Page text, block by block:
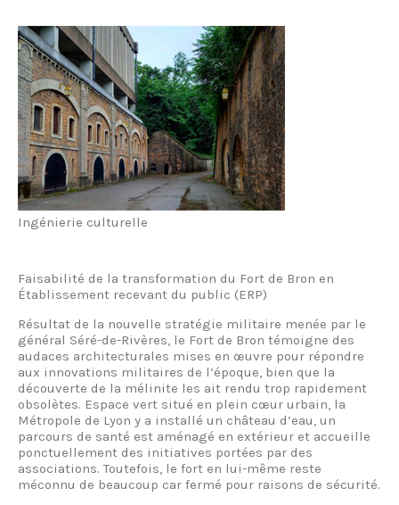
Ingénierie culturelle
Faisabilité de la transformation du Fort de Bron en
Établissement recevant du public (ERP)
Résultat de la nouvelle stratégie militaire menée par le
général Séré-de-Rivères, le Fort de Bron témoigne des
audaces architecturales mises en œuvre pour répondre
aux innovations militaires de l’époque, bien que la
découverte de la mélinite les ait rendu trop rapidement
obsolètes. Espace vert situé en plein cœur urbain, la
Métropole de Lyon y a installé un château d’eau, un
parcours de santé est aménagé en extérieur et accueille
ponctuellement des initiatives portées par des
associations. Toutefois, le fort en lui-même reste
méconnu de beaucoup car fermé pour raisons de sécurité.